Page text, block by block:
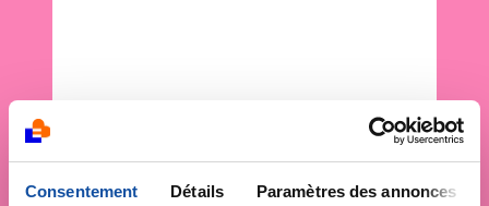
Consentement Détails Paramètres des annonces